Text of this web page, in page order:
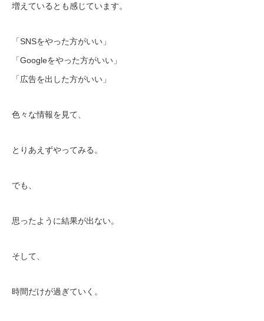
増えているとも感じています。
「SNSをやった方がいい」
「Googleをやった方がいい」
「広告を出した方がいい」
色々な情報を見て、
とりあえずやってみる。
でも、
思ったように結果が出ない。
そして、
時間だけが過ぎていく。